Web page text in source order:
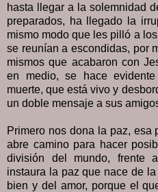
hasta llegar a la solemnidad
preparados, ha llegado la
mismo modo que les pilló a
se reunían a escondidas, por
mismos que acabaron con
en medio, se hace
muerte, que está vivo y
un doble mensaje a sus
Primero nos dona la paz, esa
abre camino para hacer
división del mundo, frente
instaura la paz que nace de
bien y del amor, porque el